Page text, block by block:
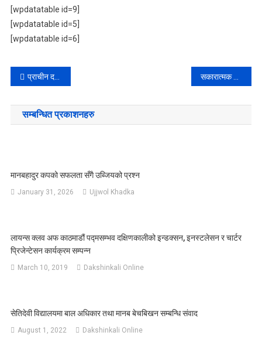
[wpdatatable id=9]
[wpdatatable id=5]
[wpdatatable id=6]
Post
navigation
प्राचीन दक्षिणकाली नजिकको जंगलमा मृत फेला परेका जोडीको खुल्यो पहिचान
सम्बन्धित प्रकाशनहरु
मानबहादुर कपको सफलता सँगै उब्जियको प्रश्‍न
January 31, 2026 Ujjwol Khadka
लायन्स क्लव अफ काठमाडौं पद्मसम्भव दक्षिणकालीको इन्डक्सन, इनस्टलेसन र चार्टर
प्रिजेन्टेसन कार्यक्रम सम्पन्न
March 10, 2019 Dakshinkali Online
सेतिदेवी विद्यालयमा बाल अधिकार तथा मानब बेचबिखन सम्बन्धि संवाद
August 1, 2022 Dakshinkali Online